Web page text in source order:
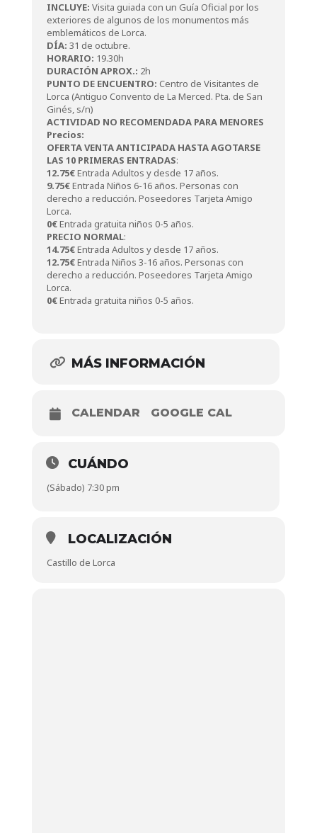
INCLUYE: Visita guiada con un Guía Oficial por los
exteriores de algunos de los monumentos más
emblemáticos de Lorca.
DÍA: 31 de octubre.
HORARIO: 19.30h
DURACIÓN APROX.: 2h
PUNTO DE ENCUENTRO: Centro de Visitantes de
Lorca (Antiguo Convento de La Merced. Pta. de San
Ginés, s/n)
ACTIVIDAD NO RECOMENDADA PARA MENORES
Precios:
OFERTA VENTA ANTICIPADA HASTA AGOTARSE
LAS 10 PRIMERAS ENTRADAS:
12.75€Entrada Adultos y desde 17 años.
9.75€Entrada Niños 6-16 años. Personas con
derecho a reducción. Poseedores Tarjeta Amigo
Lorca.
0€Entrada gratuita niños 0-5 años.
PRECIO NORMAL:
14.75€Entrada Adultos y desde 17 años.
12.75€Entrada Niños 3-16 años. Personas con
derecho a reducción. Poseedores Tarjeta Amigo
Lorca.
0€Entrada gratuita niños 0-5 años.
MÁS INFORMACIÓN
CALENDAR GOOGLE CAL
CUÁNDO
(Sábado) 7:30 pm
LOCALIZACIÓN
Castillo de Lorca